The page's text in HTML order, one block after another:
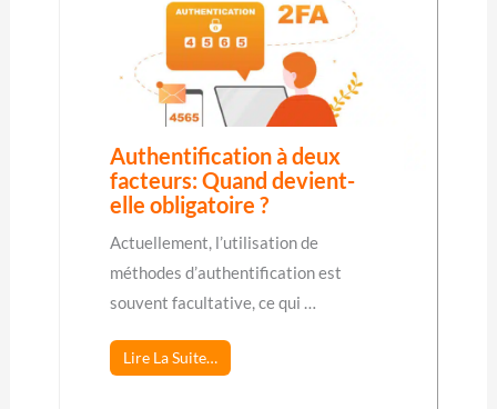
Authentification à deux
facteurs: Quand devient-
elle obligatoire ?
Actuellement, l’utilisation de
méthodes d’authentification est
souvent facultative, ce qui …
Lire La Suite…